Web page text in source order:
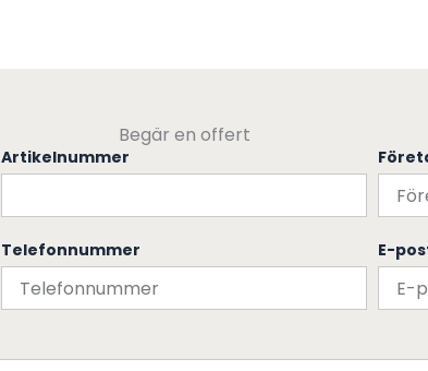
Begär en offert
Artikelnummer
Telefonnummer E-